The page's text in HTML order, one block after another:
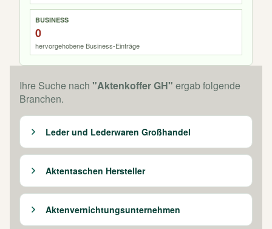
BUSINESS
0
hervorgehobene Business-Einträge
Ihre Suche nach "Aktenkoffer GH" ergab folgende
Branchen.
Leder und Lederwaren Großhandel
Aktentaschen Hersteller
Aktenvernichtungsunternehmen